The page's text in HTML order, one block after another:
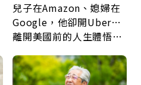
兒子在Amazon、媳婦在
Google，他卻開Uber…
離開美國前的人生體悟：